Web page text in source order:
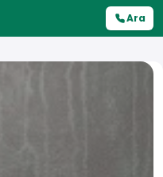
Ara